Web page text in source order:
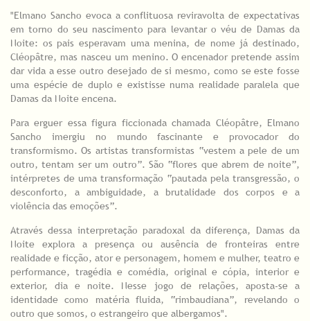
"Elmano Sancho evoca a conflituosa reviravolta de expectativas
em torno do seu nascimento para levantar o véu de Damas da
Noite: os pais esperavam uma menina, de nome já destinado,
Cléopâtre, mas nasceu um menino. O encenador pretende assim
dar vida a esse outro desejado de si mesmo, como se este fosse
uma espécie de duplo e existisse numa realidade paralela que
Damas da Noite encena.
Para erguer essa figura ficcionada chamada Cléopâtre, Elmano
Sancho imergiu no mundo fascinante e provocador do
transformismo. Os artistas transformistas “vestem a pele de um
outro, tentam ser um outro”. São “flores que abrem de noite”,
intérpretes de uma transformação “pautada pela transgressão, o
desconforto, a ambiguidade, a brutalidade dos corpos e a
violência das emoções”.
Através dessa interpretação paradoxal da diferença, Damas da
Noite explora a presença ou ausência de fronteiras entre
realidade e ficção, ator e personagem, homem e mulher, teatro e
performance, tragédia e comédia, original e cópia, interior e
exterior, dia e noite. Nesse jogo de relações, aposta-se a
identidade como matéria fluida, “rimbaudiana”, revelando o
outro que somos, o estrangeiro que albergamos".